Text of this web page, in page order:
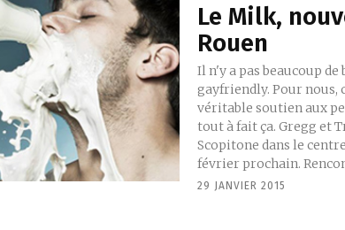
Le Milk,
Rouen
Il n'y a pas beaucoup
gayfriendly. Pour nous,
véritable soutien aux
tout à fait ça. Gregg et
Scopitone dans le
février prochain.
29 JANVIER 2015